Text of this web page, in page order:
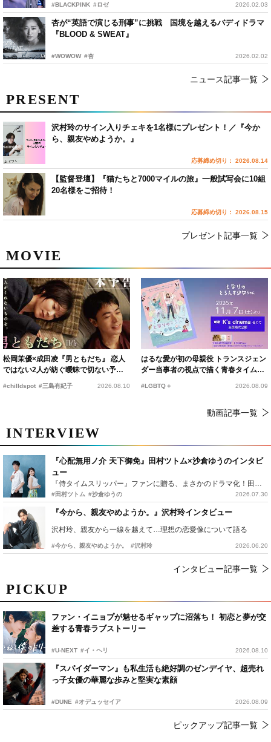
#BLACKPINK #ロゼ 2026.02.03
杏が“英語で演じる刑事”に挑戦 国境を越えるバディドラマ
『BLOOD & SWEAT』
#WOWOW #杏 2026.02.02
ニュース記事一覧
PICKUP
ファン・イニョプが魅せるギャップに沼落ち！ 初恋と夢が交
差する青春ラブストーリー
#U-NEXT #イ・ヘリ 2026.08.10
『スパイダーマン』も私生活も絶好調のゼンデイヤ、超売れ
っ子女優の華麗な歩みと堅実な素顔
#DUNE #オデュッセイア 2026.08.09
ピックアップ記事一覧
MOVIE
松岡茉優×成田凌『男ともだち』 恋人
ではない2人が紡ぐ曖昧で切ない予告
#chilldspot #三島有紀子 2026.08.10
はるな愛が初の母親役 トランスジェン
ダー当事者の視点で描く青春タイムス
#LGBTQ＋ 2026.08.09
動画記事一覧
INTERVIEW
『心配無用ノ介 天下御免』田村ツトム×沙倉ゆうのインタビ
ュー
『侍タイムスリッパー』ファンに贈る、まさかのドラマ化！田村ツトム×沙倉ゆうのが語る『心配無用ノ介』撮影秘話
#田村ツトム #沙倉ゆうの 2026.07.30
『今から、親友やめようか。』沢村玲インタビュー
沢村玲、親友から一線を越えて…理想の恋愛像について語る
#今から、親友やめようか。 #沢村玲 2026.06.20
インタビュー記事一覧
PRESENT
沢村玲のサイン入りチェキを1名様にプレゼント！／『今か
ら、親友やめようか。』
応募締め切り： 2026.08.14
【監督登壇】『猫たちと7000マイルの旅』一般試写会に10組
20名様をご招待！
応募締め切り： 2026.08.15
プレゼント記事一覧